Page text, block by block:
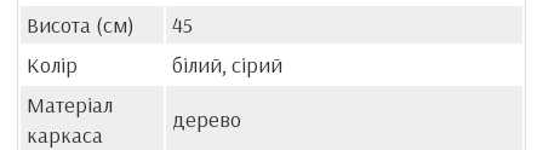
Висота (см)
45
Колір
білий, сірий
Матеріал
каркаса
дерево